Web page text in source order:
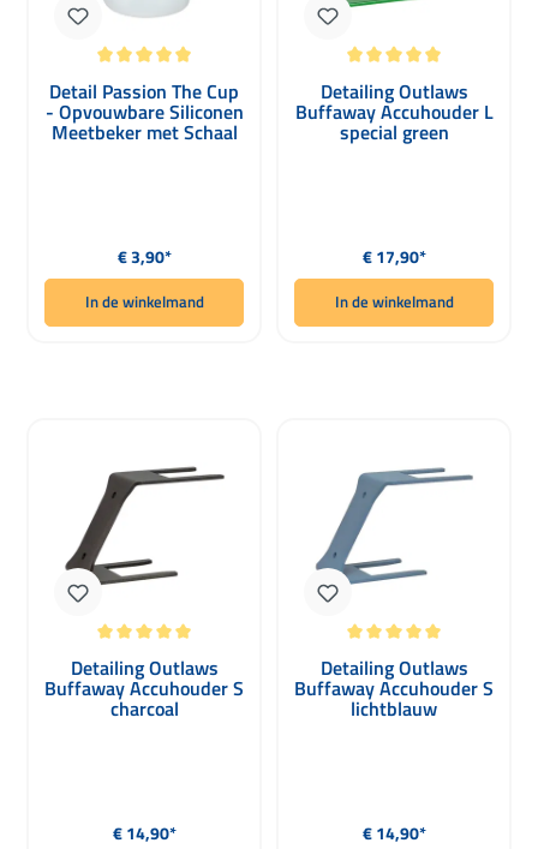
Detail Passion The Cup
- Opvouwbare Siliconen
Meetbeker met Schaal
Normale prijs:
€ 3,90*
In de winkelmand
Detailing Outlaws
Buffaway Accuhouder L
special green
Normale prijs:
€ 17,90*
In de winkelmand
Gemiddelde waardering van 5 van 5 sterren
Detailing Outlaws
Buffaway Accuhouder S
charcoal
Normale prijs:
€ 14,90*
Gemiddelde waardering van 5 van
Detailing Outlaws
Buffaway Accuhouder S
lichtblauw
Normale prijs:
€ 14,90*